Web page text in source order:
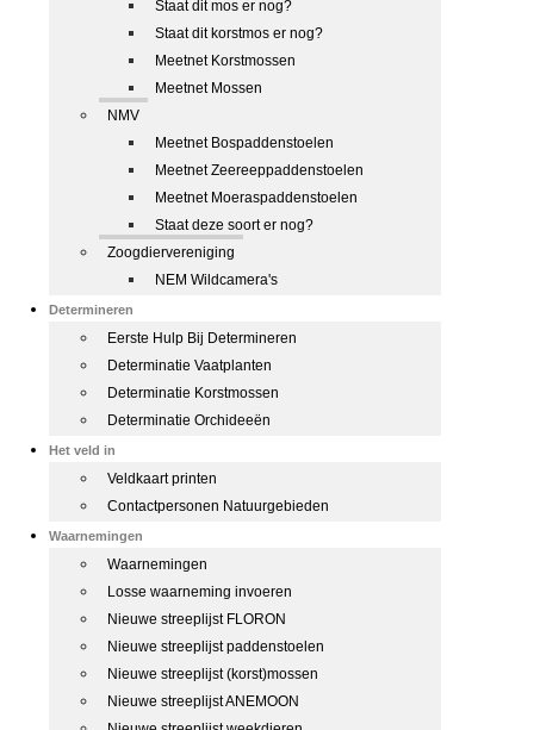
Staat dit mos er nog?
Staat dit korstmos er nog?
Meetnet Korstmossen
Meetnet Mossen
NMV
Meetnet Bospaddenstoelen
Meetnet Zeereeppaddenstoelen
Meetnet Moeraspaddenstoelen
Staat deze soort er nog?
Zoogdiervereniging
NEM Wildcamera's
Determineren
Eerste Hulp Bij Determineren
Determinatie Vaatplanten
Determinatie Korstmossen
Determinatie Orchideeën
Het veld in
Veldkaart printen
Contactpersonen Natuurgebieden
Waarnemingen
Waarnemingen
Losse waarneming invoeren
Nieuwe streeplijst FLORON
Nieuwe streeplijst paddenstoelen
Nieuwe streeplijst (korst)mossen
Nieuwe streeplijst ANEMOON